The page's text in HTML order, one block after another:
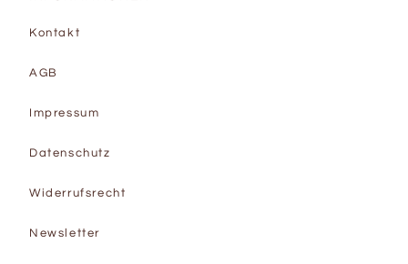
Kontakt
AGB
Impressum
Datenschutz
Widerrufsrecht
Newsletter